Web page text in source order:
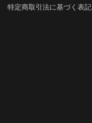
特定商取引法に基づく表記